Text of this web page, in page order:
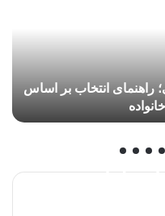
راهنمای انتخاب بر اساس
لوازم
کیفیت و